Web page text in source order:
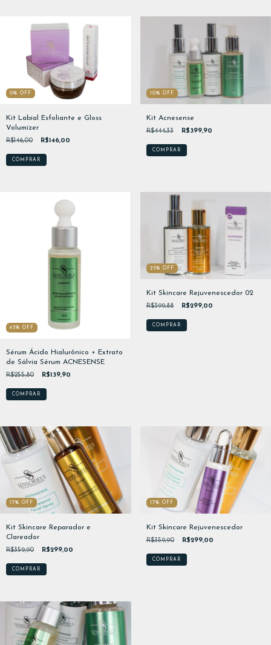
0% OFF
Kit Labial Esfoliante e Gloss
Volumizer
R$146,00 R$146,00
10% OFF
Kit Acnesense
R$444,33 R$399,90
45% OFF
Sérum Ácido Hialurônico + Extrato
de Sálvia Sérum ACNESENSE
R$255,80 R$139,90
25% OFF
Kit Skincare Rejuvenescedor 02
R$399,88 R$299,00
17% OFF
Kit Skincare Reparador e
Clareador
R$359,90 R$299,00
17% OFF
Kit Skincare Rejuvenescedor
R$359,90 R$299,00